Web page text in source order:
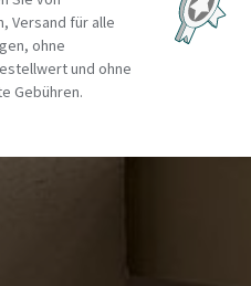
Versand für alle
ohne
und ohne
Gebühren.